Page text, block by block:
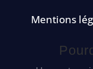
Mentions